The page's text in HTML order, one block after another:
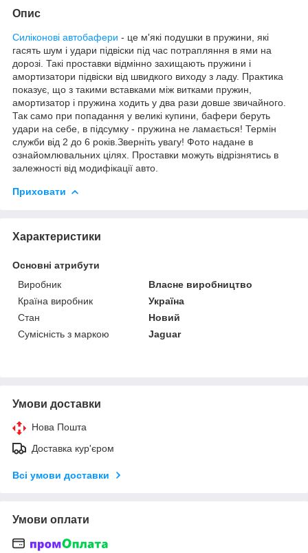
Опис
Силіконові автобафери - це м'які подушки в пружини, які
гасять шум і удари підвіски під час потрапляння в ями на
дорозі. Такі проставки відмінно захищають пружини і
амортизатори підвіски від швидкого виходу з ладу. Практика
показує, що з такими вставками між витками пружин,
амортизатор і пружина ходить у два рази довше звичайного.
Так само при попадання у великі купини, бафери беруть
удари на себе, в підсумку - пружина не ламається! Термін
служби від 2 до 6 років.Зверніть увагу! Фото надане в
ознайомлювальних цілях. Проставки можуть відрізнятись в
залежності від модифікації авто.
Приховати
Характеристики
Основні атрибути
Виробник
Власне виробництво
Країна виробник
Україна
Стан
Новий
Сумісність з маркою
Jaguar
Умови доставки
Нова Пошта
Доставка кур'єром
Всі умови доставки
Умови оплати